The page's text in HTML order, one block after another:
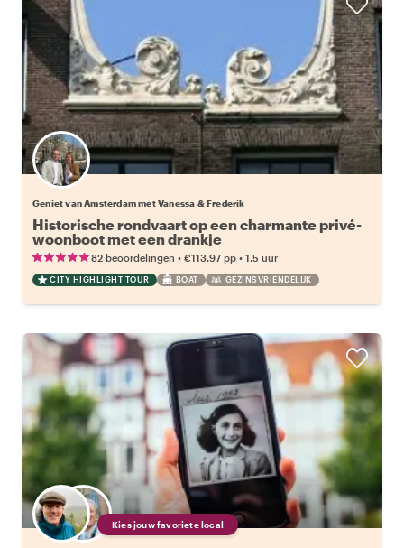
Geniet van Amsterdam met Vanessa & Frederik
Historische rondvaart op een charmante privé-
woonboot met een drankje
82 beoordelingen • €113.97 pp • 1.5 uur
CITY HIGHLIGHT TOUR BOAT GEZINSVRIENDELIJK
Kies jouw favoriete local